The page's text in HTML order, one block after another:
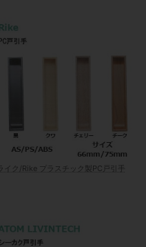
イク/Rike プラスチック製PC戸引手